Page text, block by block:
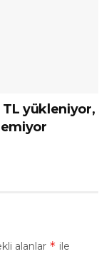
TL yükleniyor,
alanlar * ile